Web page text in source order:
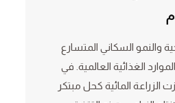
والنمو السكاني المتسارع
الغذائية العالمية. في
الزراعة المائية كحل مبتكر